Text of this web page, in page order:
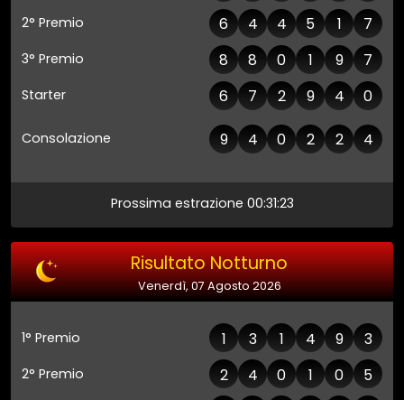
2° Premio 6 4 4 5 1 7
3° Premio 8 8 0 1 9 7
Starter 6 7 2 9 4 0
Consolazione 9 4 0 2 2 4
Prossima estrazione 00:31:23
Risultato Notturno
Venerdì, 07 Agosto 2026
1° Premio 1 3 1 4 9 3
2° Premio 2 4 0 1 0 5